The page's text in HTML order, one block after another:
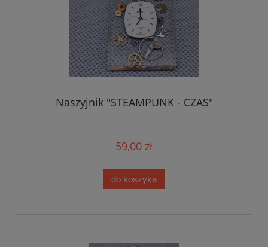
Naszyjnik "STEAMPUNK - CZAS"
59,00 zł
do koszyka